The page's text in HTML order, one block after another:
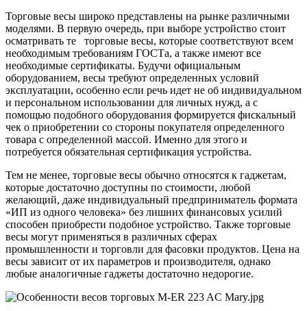
Торговые весы широко представлены на рынке различными
моделями. В первую очередь, при выборе устройство стоит
осматривать те торговые весы, которые соответствуют всем
необходимым требованиям ГОСТа, а также имеют все
необходимые сертификаты. Будучи официальным
оборудованием, весы требуют определенных условий
эксплуатации, особенно если речь идет не об индивидуальном
и персональном использовании для личных нужд, а с
помощью подобного оборудования формируется фискальный
чек о приобретении со стороны покупателя определенного
товара с определенной массой. Именно для этого и
потребуется обязательная сертификация устройства.
Тем не менее, торговые весы обычно относятся к гаджетам,
которые достаточно доступны по стоимости, любой
желающий, даже индивидуальный предприниматель формата
«ИП из одного человека» без лишних финансовых усилий
способен приобрести подобное устройство. Также торговые
весы могут применяться в различных сферах
промышленности и торговли для фасовки продуктов. Цена на
весы зависит от их параметров и производителя, однако
любые аналогичные гаджеты достаточно недорогие.